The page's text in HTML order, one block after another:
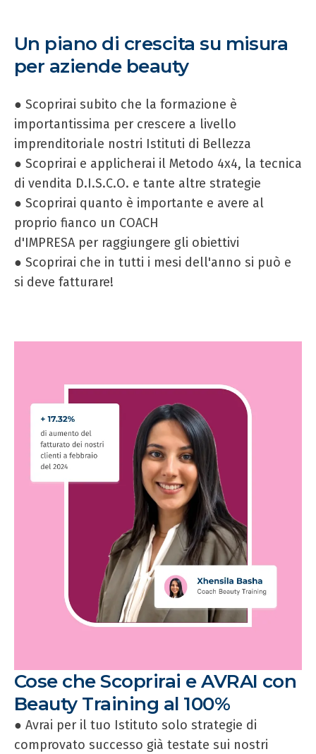
Un piano di crescita su misura
per aziende beauty
● Scoprirai subito che la formazione è
importantissima per crescere a livello
imprenditoriale nostri Istituti di Bellezza
● Scoprirai e applicherai il Metodo 4x4, la tecnica
di vendita D.I.S.C.O. e tante altre strategie
● Scoprirai quanto è importante e avere al
proprio fianco un COACH
d'IMPRESA per raggiungere gli obiettivi
● Scoprirai che in tutti i mesi dell'anno si può e
si deve fatturare!
Cose che Scoprirai e AVRAI con
Beauty Training al 100%
● Avrai per il tuo Istituto solo strategie di
comprovato successo già testate sui nostri